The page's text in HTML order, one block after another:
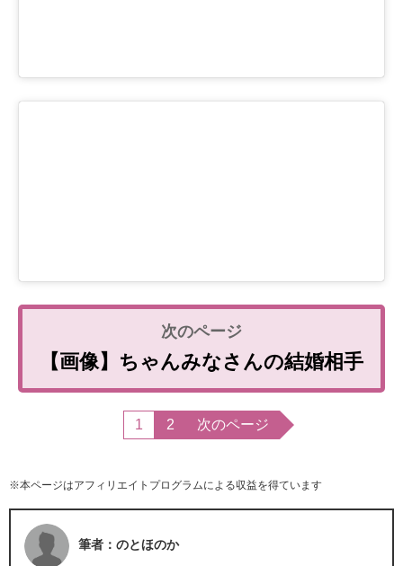
【画像】ちゃんみなさんの結婚相手
1 2 次のページ
※本ページはアフィリエイトプログラムによる収益を得ています
筆者：のとほのか